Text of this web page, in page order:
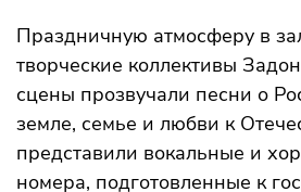
Праздничную атмосферу в
творческие коллективы
сцены прозвучали песни о
земле, семье и любви к
представили вокальные и
номера, подготовленные к